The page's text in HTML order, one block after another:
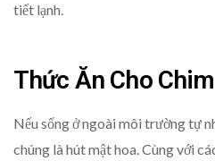
tiết lạnh.
Thức Ăn Cho
Nếu sống ở ngoài môi trường tự
chúng là hút mật hoa. Cùng với